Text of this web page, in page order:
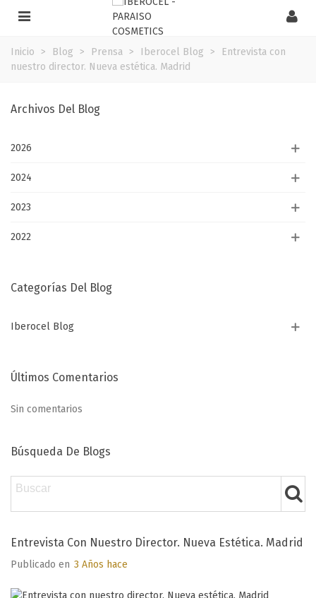
Inicio > Blog > Prensa > Iberocel Blog >
Entrevista con
nuestro director. Nueva estética. Madrid
Archivos Del Blog
2026
2024
2023
2022
Categorías Del Blog
Iberocel Blog
Últimos Comentarios
Sin comentarios
Búsqueda De Blogs
Entrevista Con Nuestro Director. Nueva Estética. Madrid
Publicado en 3 Años hace